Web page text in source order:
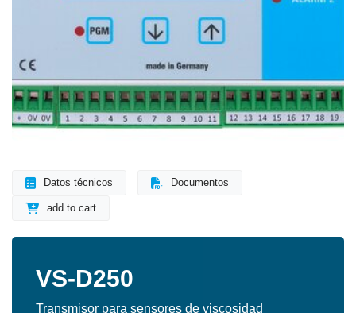
Datos técnicos Documentos
add to cart
VS-D250
Transmisor para sensores de viscosidad